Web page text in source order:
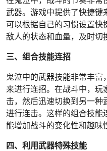
武器。游戏中提供了快捷键
可以根据自己的习惯设置快
敌人的状态和血量，及时切
三、组合技能连招
鬼泣中的武器技能非常丰
来进行连招。在战斗中，玩
击，然后迅速切换到另一种
进行连击。这样的组合技能
能增加战斗的变化性和趣味
四、利用武器特殊技能